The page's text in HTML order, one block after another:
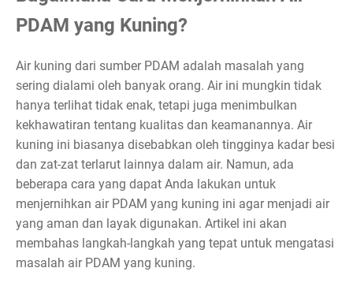
PDAM yang Kuning?
Air kuning dari sumber PDAM adalah masalah yang
sering dialami oleh banyak orang. Air ini mungkin tidak
hanya terlihat tidak enak, tetapi juga menimbulkan
kekhawatiran tentang kualitas dan keamanannya. Air
kuning ini biasanya disebabkan oleh tingginya kadar besi
dan zat-zat terlarut lainnya dalam air. Namun, ada
beberapa cara yang dapat Anda lakukan untuk
menjernihkan air PDAM yang kuning ini agar menjadi air
yang aman dan layak digunakan. Artikel ini akan
membahas langkah-langkah yang tepat untuk mengatasi
masalah air PDAM yang kuning.